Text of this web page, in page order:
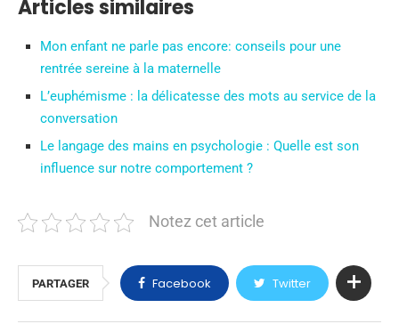
Articles similaires
Mon enfant ne parle pas encore: conseils pour une
rentrée sereine à la maternelle
L’euphémisme : la délicatesse des mots au service de la
conversation
Le langage des mains en psychologie : Quelle est son
influence sur notre comportement ?
Notez cet article
PARTAGER Facebook Twitter